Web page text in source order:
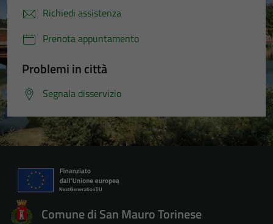
Richiedi assistenza
Prenota appuntamento
Problemi in città
Segnala disservizio
Comune di San Mauro Torinese